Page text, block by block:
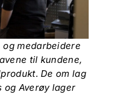
medarbeidere
til kundene,
De om lag
og Averøy lager